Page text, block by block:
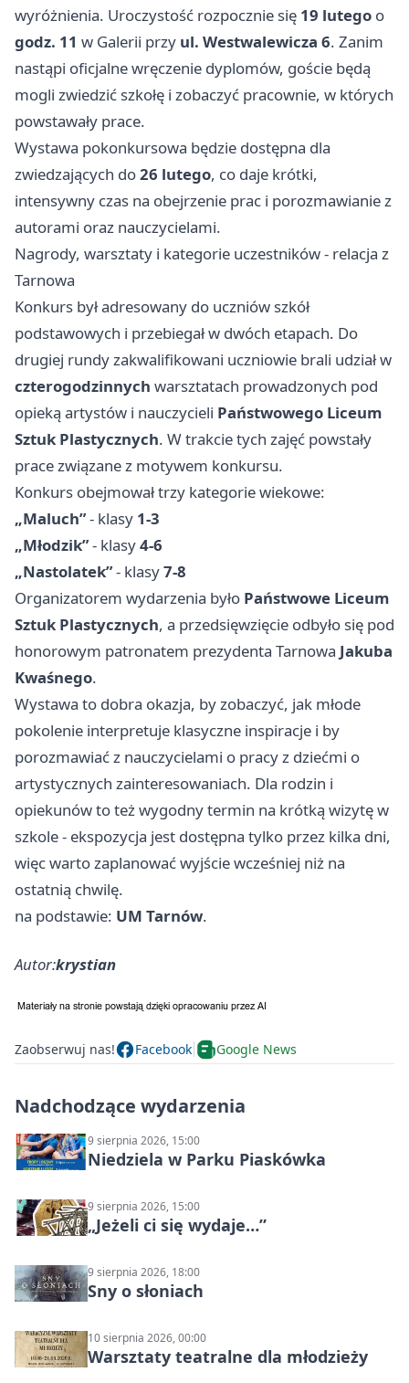
wyróżnienia. Uroczystość rozpocznie się 19 lutego o
godz. 11 w Galerii przy ul. Westwalewicza 6. Zanim
nastąpi oficjalne wręczenie dyplomów, goście będą
mogli zwiedzić szkołę i zobaczyć pracownie, w których
powstawały prace.
Wystawa pokonkursowa będzie dostępna dla
zwiedzających do26 lutego, co daje krótki,
intensywny czas na obejrzenie prac i porozmawianie z
autorami oraz nauczycielami.
Nagrody, warsztaty i kategorie uczestników - relacja z
Tarnowa
Konkurs był adresowany do uczniów szkół
podstawowych i przebiegał w dwóch etapach. Do
drugiej rundy zakwalifikowani uczniowie brali udział w
czterogodzinnych warsztatach prowadzonych pod
opieką artystów i nauczycieli Państwowego Liceum
Sztuk Plastycznych. W trakcie tych zajęć powstały
prace związane z motywem konkursu.
Konkurs obejmował trzy kategorie wiekowe:
„Maluch”- klasy 1-3
„Młodzik”- klasy4-6
„Nastolatek”- klasy7-8
Organizatorem wydarzenia było Państwowe Liceum
Sztuk Plastycznych, a przedsięwzięcie odbyło się pod
honorowym patronatem prezydenta Tarnowa Jakuba
Kwaśnego.
Wystawa to dobra okazja, by zobaczyć, jak młode
pokolenie interpretuje klasyczne inspiracje i by
porozmawiać z nauczycielami o pracy z dziećmi o
artystycznych zainteresowaniach. Dla rodzin i
opiekunów to też wygodny termin na krótką wizytę w
szkole - ekspozycja jest dostępna tylko przez kilka dni,
więc warto zaplanować wyjście wcześniej niż na
ostatnią chwilę.
na podstawie: UM Tarnów.
Autor:krystian
Zaobserwuj nas! Facebook Google News
Nadchodzące wydarzenia
9 sierpnia 2026, 15:00
Niedziela w Parku Piaskówka
9 sierpnia 2026, 15:00
„Jeżeli ci się wydaje…”
9 sierpnia 2026, 18:00
Sny o słoniach
10 sierpnia 2026, 00:00
Warsztaty teatralne dla młodzieży